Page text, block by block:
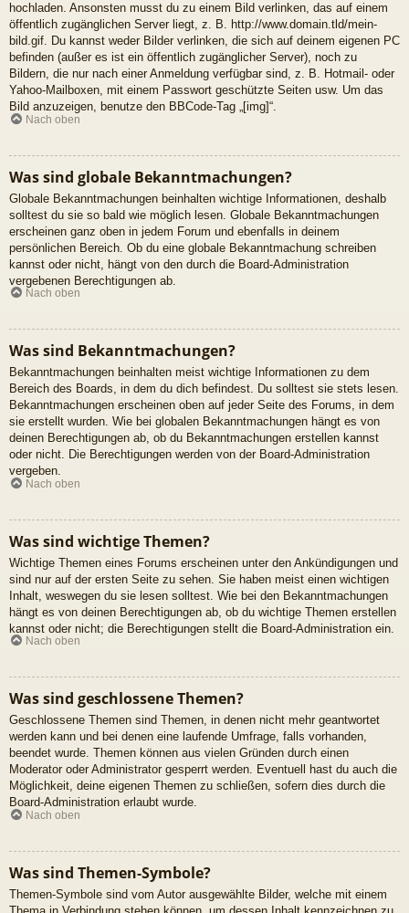
hochladen. Ansonsten musst du zu einem Bild verlinken, das auf einem
öffentlich zugänglichen Server liegt, z. B. http://www.domain.tld/mein-
bild.gif. Du kannst weder Bilder verlinken, die sich auf deinem eigenen PC
befinden (außer es ist ein öffentlich zugänglicher Server), noch zu
Bildern, die nur nach einer Anmeldung verfügbar sind, z. B. Hotmail- oder
Yahoo-Mailboxen, mit einem Passwort geschützte Seiten usw. Um das
Bild anzuzeigen, benutze den BBCode-Tag „[img]“.
Nach oben
Was sind globale Bekanntmachungen?
Globale Bekanntmachungen beinhalten wichtige Informationen, deshalb
solltest du sie so bald wie möglich lesen. Globale Bekanntmachungen
erscheinen ganz oben in jedem Forum und ebenfalls in deinem
persönlichen Bereich. Ob du eine globale Bekanntmachung schreiben
kannst oder nicht, hängt von den durch die Board-Administration
vergebenen Berechtigungen ab.
Nach oben
Was sind Bekanntmachungen?
Bekanntmachungen beinhalten meist wichtige Informationen zu dem
Bereich des Boards, in dem du dich befindest. Du solltest sie stets lesen.
Bekanntmachungen erscheinen oben auf jeder Seite des Forums, in dem
sie erstellt wurden. Wie bei globalen Bekanntmachungen hängt es von
deinen Berechtigungen ab, ob du Bekanntmachungen erstellen kannst
oder nicht. Die Berechtigungen werden von der Board-Administration
vergeben.
Nach oben
Was sind wichtige Themen?
Wichtige Themen eines Forums erscheinen unter den Ankündigungen und
sind nur auf der ersten Seite zu sehen. Sie haben meist einen wichtigen
Inhalt, weswegen du sie lesen solltest. Wie bei den Bekanntmachungen
hängt es von deinen Berechtigungen ab, ob du wichtige Themen erstellen
kannst oder nicht; die Berechtigungen stellt die Board-Administration ein.
Nach oben
Was sind geschlossene Themen?
Geschlossene Themen sind Themen, in denen nicht mehr geantwortet
werden kann und bei denen eine laufende Umfrage, falls vorhanden,
beendet wurde. Themen können aus vielen Gründen durch einen
Moderator oder Administrator gesperrt werden. Eventuell hast du auch die
Möglichkeit, deine eigenen Themen zu schließen, sofern dies durch die
Board-Administration erlaubt wurde.
Nach oben
Was sind Themen-Symbole?
Themen-Symbole sind vom Autor ausgewählte Bilder, welche mit einem